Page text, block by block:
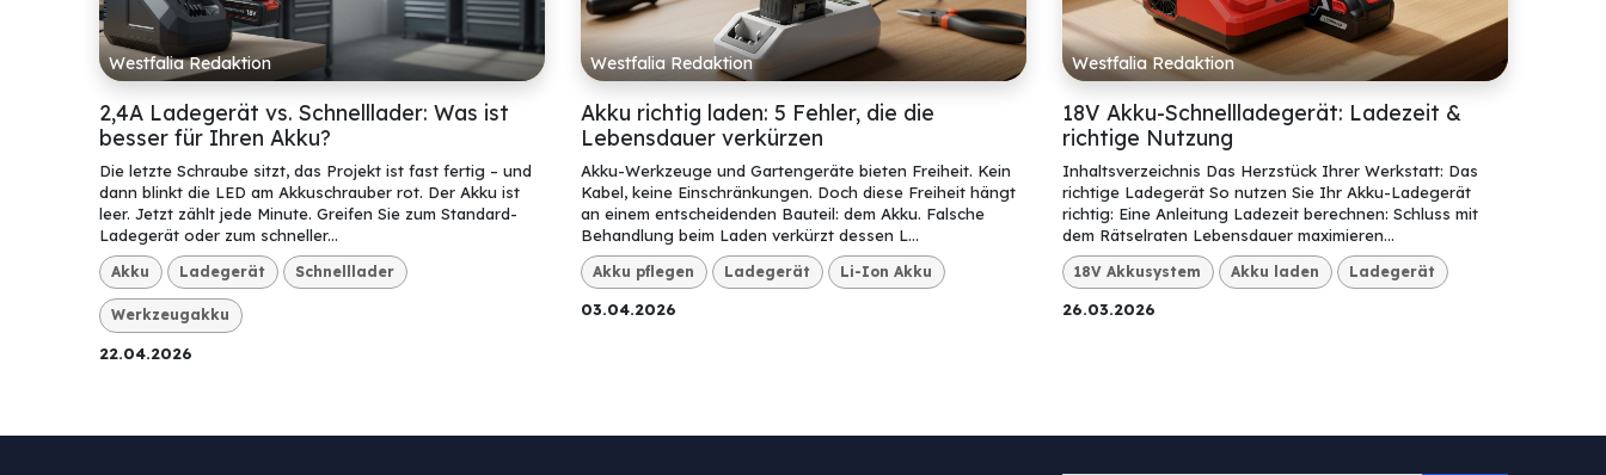
Westfalia Redaktion
2,4A Ladegerät vs. Schnelllader: Was ist
besser für Ihren Akku?
Die letzte Schraube sitzt, das Projekt ist fast fertig – und
dann blinkt die LED am Akkuschrauber rot. Der Akku ist
leer. Jetzt zählt jede Minute. Greifen Sie zum Standard-
Ladegerät oder zum schneller...
Akku Ladegerät Schnelllader
Werkzeugakku
22.04.2026
Westfalia Redaktion
Akku richtig laden: 5 Fehler, die die
Lebensdauer verkürzen
Akku-Werkzeuge und Gartengeräte bieten Freiheit. Kein
Kabel, keine Einschränkungen. Doch diese Freiheit hängt
an einem entscheidenden Bauteil: dem Akku. Falsche
Behandlung beim Laden verkürzt dessen L...
Akku pflegen Ladegerät Li-Ion Akku
03.04.2026
Westfalia Redaktion
18V Akku-Schnellladegerät: Ladezeit &
richtige Nutzung
Inhaltsverzeichnis Das Herzstück Ihrer Werkstatt: Das
richtige Ladegerät So nutzen Sie Ihr Akku-Ladegerät
richtig: Eine Anleitung Ladezeit berechnen: Schluss mit
dem Rätselraten Lebensdauer maximieren...
18V Akkusystem Akku laden Ladegerät
26.03.2026